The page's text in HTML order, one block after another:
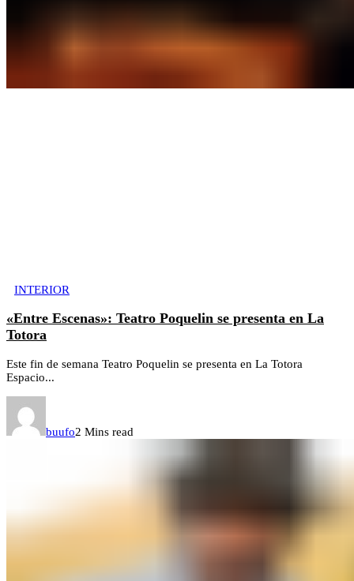
INTERIOR
«Entre Escenas»: Teatro Poquelin se presenta en La
Totora
Este fin de semana Teatro Poquelin se presenta en La Totora
Espacio...
buufo2 Mins read